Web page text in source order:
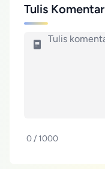
Tulis Komentar
0 / 1000